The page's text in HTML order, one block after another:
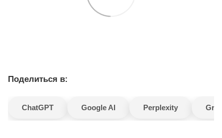
Поделиться в:
ChatGPT Google AI Perplexity